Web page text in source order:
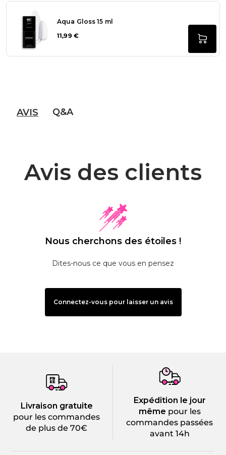
Aqua Gloss 15 ml
11,99 €
AVIS Q&A
Avis des clients
Nous cherchons des étoiles !
Dites-nous ce que vous en pensez
Connectez-vous pour laisser un avis
Livraison gratuite
pour les commandes
de plus de 70€
Expédition le jour
même pour les
commandes passées
avant 14h